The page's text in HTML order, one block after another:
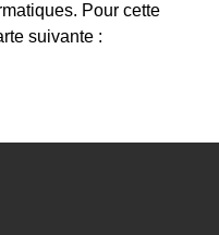
Pour cette
suivante :